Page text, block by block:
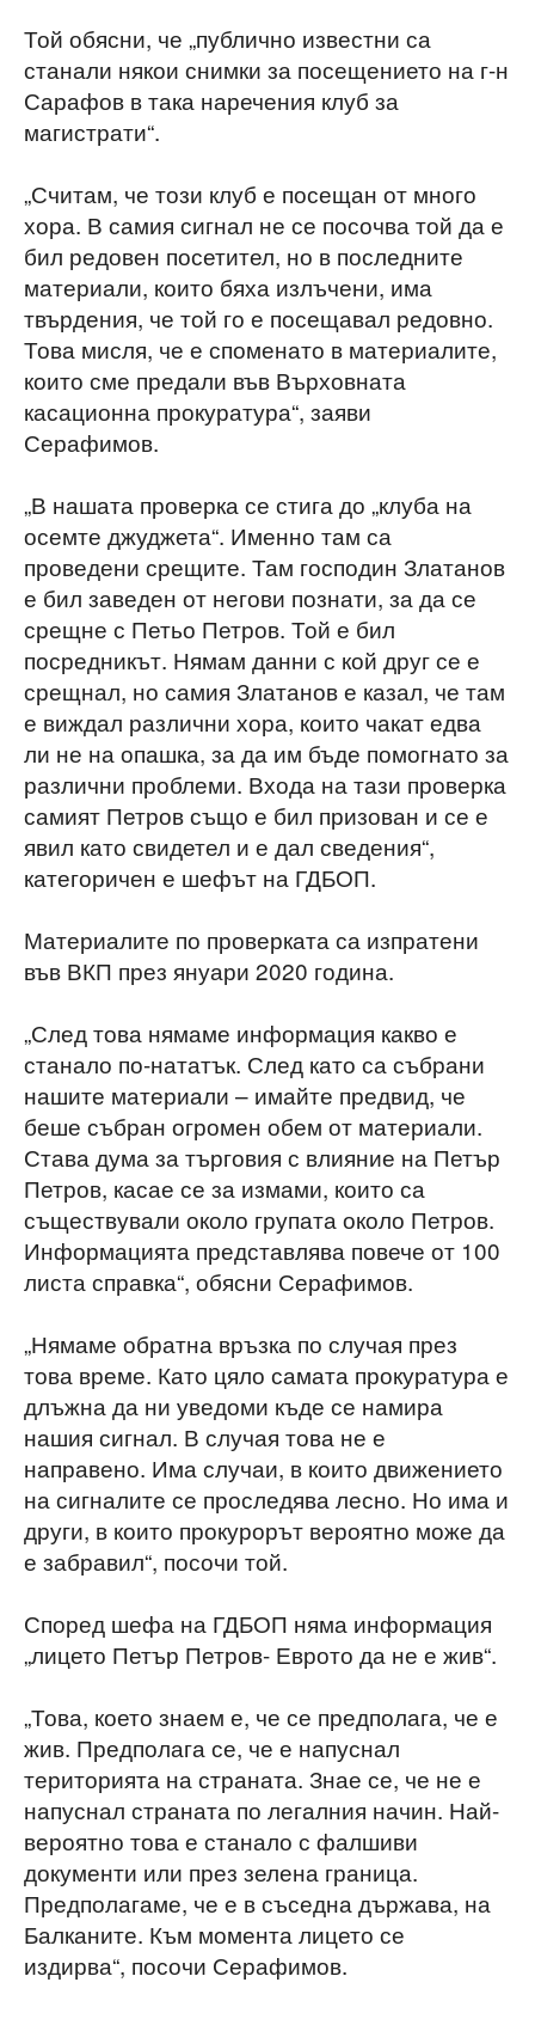
Той обясни, че „публично известни са
станали някои снимки за посещението на г-н
Сарафов в така наречения клуб за
магистрати“.
„Считам, че този клуб е посещан от много
хора. В самия сигнал не се посочва той да е
бил редовен посетител, но в последните
материали, които бяха излъчени, има
твърдения, че той го е посещавал редовно.
Това мисля, че е споменато в материалите,
които сме предали във Върховната
касационна прокуратура“, заяви
Серафимов.
„В нашата проверка се стига до „клуба на
осемте джуджета“. Именно там са
проведени срещите. Там господин Златанов
е бил заведен от негови познати, за да се
срещне с Петьо Петров. Той е бил
посредникът. Нямам данни с кой друг се е
срещнал, но самия Златанов е казал, че там
е виждал различни хора, които чакат едва
ли не на опашка, за да им бъде помогнато за
различни проблеми. Входа на тази проверка
самият Петров също е бил призован и се е
явил като свидетел и е дал сведения“,
категоричен е шефът на ГДБОП.
Материалите по проверката са изпратени
във ВКП през януари 2020 година.
„След това нямаме информация какво е
станало по-нататък. След като са събрани
нашите материали – имайте предвид, че
беше събран огромен обем от материали.
Става дума за търговия с влияние на Петър
Петров, касае се за измами, които са
съществували около групата около Петров.
Информацията представлява повече от 100
листа справка“, обясни Серафимов.
„Нямаме обратна връзка по случая през
това време. Като цяло самата прокуратура е
длъжна да ни уведоми къде се намира
нашия сигнал. В случая това не е
направено. Има случаи, в които движението
на сигналите се проследява лесно. Но има и
други, в които прокурорът вероятно може да
е забравил“, посочи той.
Според шефа на ГДБОП няма информация
„лицето Петър Петров- Еврото да не е жив“.
„Това, което знаем е, че се предполага, че е
жив. Предполага се, че е напуснал
територията на страната. Знае се, че не е
напуснал страната по легалния начин. Най-
вероятно това е станало с фалшиви
документи или през зелена граница.
Предполагаме, че е в съседна държава, на
Балканите. Към момента лицето се
издирва“, посочи Серафимов.